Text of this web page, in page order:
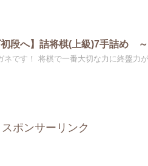
初段へ】詰将棋(上級)7手詰め
ネです！ 将棋で一番大切な力に終盤力
スポンサーリンク